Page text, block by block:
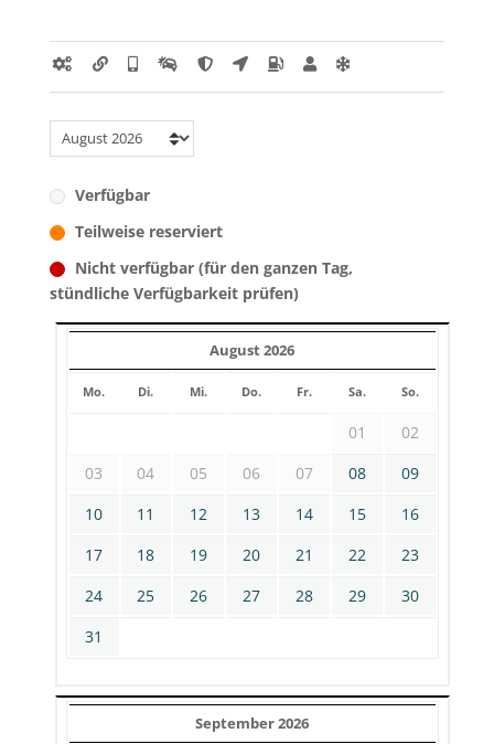
Verfügbar
Teilweise reserviert
Nicht verfügbar (für den ganzen Tag,
stündliche Verfügbarkeit prüfen)
August 2026
Mo. Di. Mi. Do. Fr. Sa. So.
01
02
03
04 05 06 07 08
09
10
11 12 13 14 15
16
17
18 19 20 21 22
23
24
25 26 27 28 29
30
31
September 2026